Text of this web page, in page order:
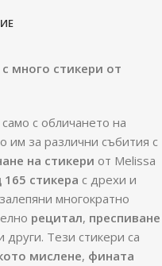
много стикери от
с обличането на
им за различни събития с
на стикери от Melissa
165 стикера с дрехи и
многократно
рецитал, преспиване
други. Тези стикери са
мислене, фината